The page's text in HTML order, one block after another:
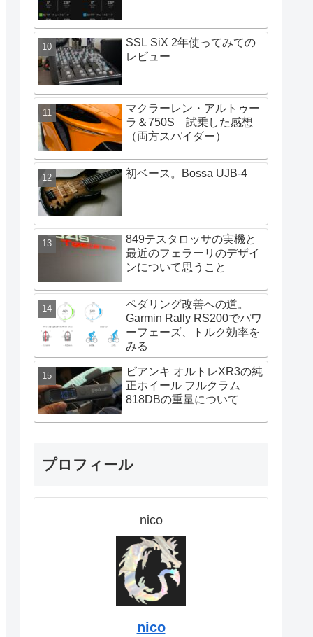
SSL SiX 2年使ってみての
レビュー
マクラーレン・アルトゥー
ラ＆750S 試乗した感想
（両方スパイダー）
初ベース。Bossa UJB-4
849テスタロッサの実機と
最近のフェラーリのデザイ
ンについて思うこと
ペダリング改善への道。
Garmin Rally RS200でパワ
ーフェーズ、トルク効率を
みる
ビアンキ オルトレXR3の純
正ホイール フルクラム
818DBの重量について
プロフィール
nico
nico